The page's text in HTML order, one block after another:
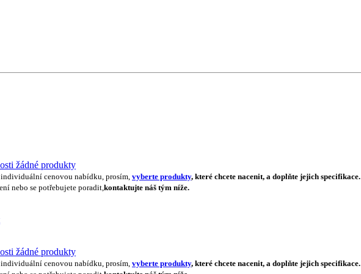
žádné produkty
cenovou nabídku, prosím,vyberte produkty, které chcete nacenit, a doplňte jejich specifikace.
nebo se potřebujete poradit,kontaktujte náš tým níže.
žádné produkty
cenovou nabídku, prosím,vyberte produkty, které chcete nacenit, a doplňte jejich specifikace.